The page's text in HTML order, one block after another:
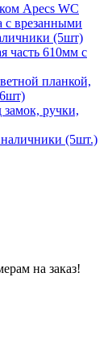
Apecs WC
с врезанными
(5шт)
часть 610мм с
планкой,
ручки,
(5шт.)
на заказ!